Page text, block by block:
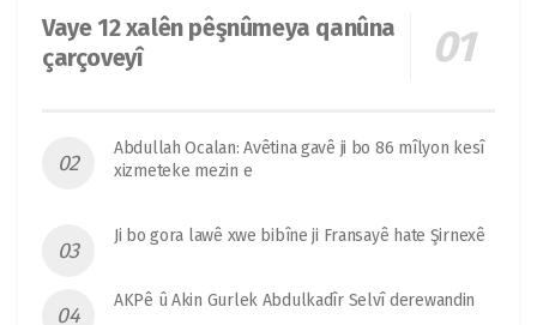
Vaye 12 xalên pêşnûmeya qanûna
çarçoveyî
Abdullah Ocalan: Avêtina gavê ji bo 86 mîlyon kesî
xizmeteke mezin e
Ji bo gora lawê xwe bibîne ji Fransayê hate Şirnexê
AKPê û Akin Gurlek Abdulkadîr Selvî derewandin